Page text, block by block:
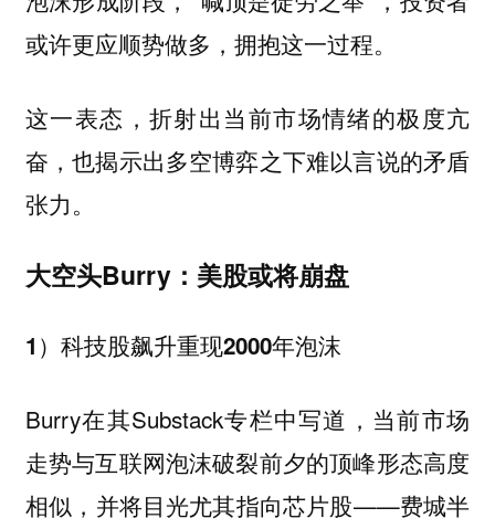
或许更应顺势做多，拥抱这一过程。
这一表态，折射出当前市场情绪的极度亢
奋，也揭示出多空博弈之下难以言说的矛盾
张力。
大空头Burry：美股或将崩盘
1）科技股飙升重现2000年泡沫
Burry在其Substack专栏中写道， 当前市场
走势与互联网泡沫破裂前夕的顶峰形态高度
相似 ，并将目光尤其指向芯片股——费城半